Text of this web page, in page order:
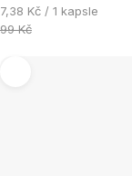
Měrná
cena:
7,38 Kč / 1 kapsle
99 Kč